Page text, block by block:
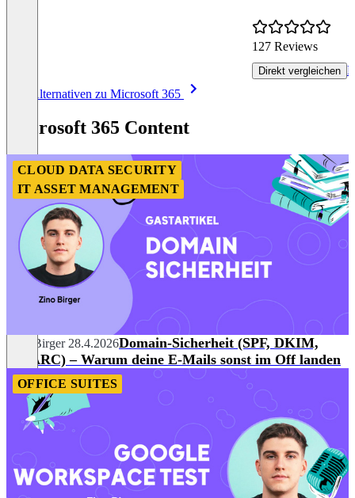
127 Reviews
Direkt vergleichen
Alle Alternativen zu Microsoft 365
Microsoft 365 Content
CLOUD DATA SECURITY
IT ASSET MANAGEMENT
Zino Birger 28.4.2026Domain-Sicherheit (SPF, DKIM,
DMARC) – Warum deine E-Mails sonst im Off landen
OFFICE SUITES